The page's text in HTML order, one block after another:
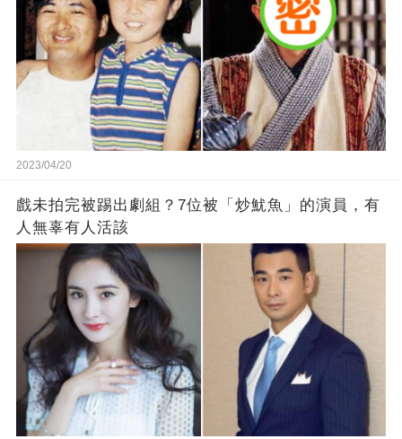
2023/04/20
戲未拍完被踢出劇組？7位被「炒魷魚」的演員，有
人無辜有人活該